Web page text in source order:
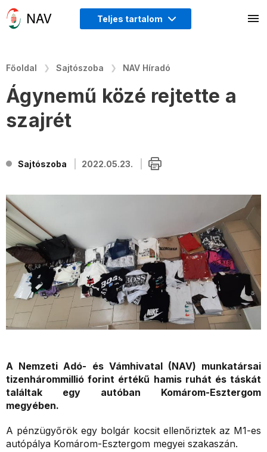
Teljes tartalom
Főoldal Sajtószoba NAV Híradó
Ágynemű közé rejtette a
szajrét
Sajtószoba 2022.05.23.
A Nemzeti Adó- és Vámhivatal (NAV) munkatársai
tizenhárommillió forint értékű hamis ruhát és táskát
találtak egy autóban Komárom-Esztergom
megyében.
A pénzügyőrök egy bolgár kocsit ellenőriztek az M1-es
autópálya Komárom-Esztergom megyei szakaszán.